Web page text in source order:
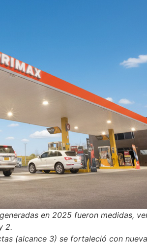
en 2025 fueron medidas,
2.
(alcance 3) se fortaleció con